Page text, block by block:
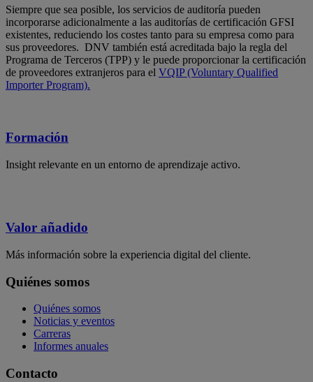
Siempre que sea posible, los servicios de auditoría pueden
incorporarse adicionalmente a las auditorías de certificación GFSI
existentes, reduciendo los costes tanto para su empresa como para
sus proveedores. DNV también está acreditada bajo la regla del
Programa de Terceros (TPP) y le puede proporcionar la certificación
de proveedores extranjeros para el VQIP (Voluntary Qualified
Importer Program).
Formación
Insight relevante en un entorno de aprendizaje activo.
Valor añadido
Más información sobre la experiencia digital del cliente.
Quiénes somos
Quiénes somos
Noticias y eventos
Carreras
Informes anuales
Contacto